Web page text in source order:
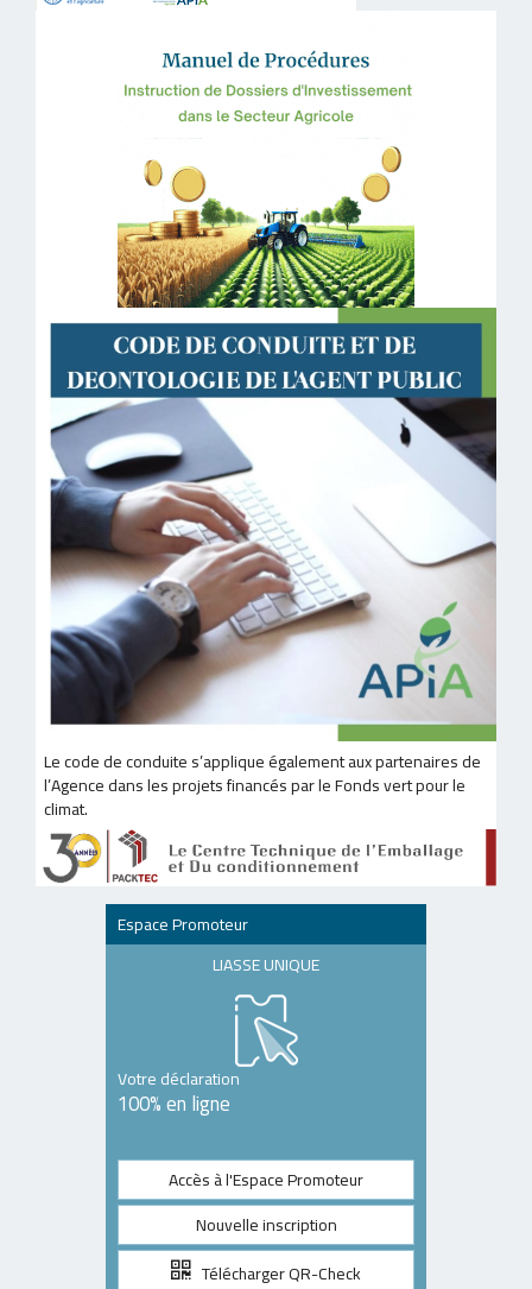
Le code de conduite s’applique également aux partenaires de
l’Agence dans les projets financés par le Fonds vert pour le
climat.
Espace Promoteur
LIASSE UNIQUE
Votre déclaration
100% en ligne
Accès à l'Espace Promoteur
Nouvelle inscription
Télécharger QR-Check